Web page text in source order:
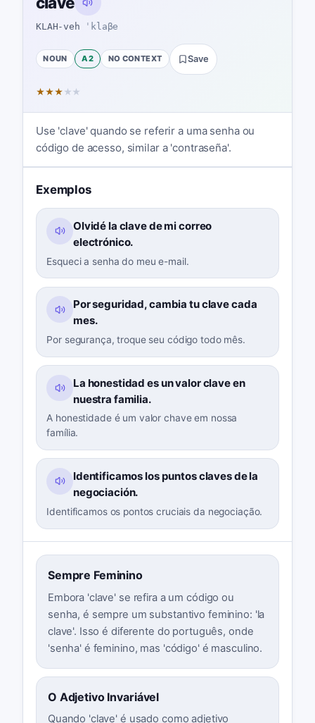
KLAH-veh ˈklaβe
NOUN A2 NO CONTEXT Save
★★★ ★ ★
Use 'clave' quando se referir a uma senha ou
código de acesso, similar a 'contraseña'.
Exemplos
Olvidé la clave de mi correo
electrónico.
Esqueci a senha do meu e-mail.
Por seguridad, cambia tu clave cada
mes.
Por segurança, troque seu código todo mês.
La honestidad es un valor clave en
nuestra familia.
A honestidade é um valor chave em nossa
família.
Identificamos los puntos claves de la
negociación.
Identificamos os pontos cruciais da negociação.
Sempre Feminino
Embora 'clave' se refira a um código ou
senha, é sempre um substantivo feminino: 'la
clave'. Isso é diferente do português, onde
'senha' é feminino, mas 'código' é masculino.
O Adjetivo Invariável
Quando 'clave' é usado como adjetivo